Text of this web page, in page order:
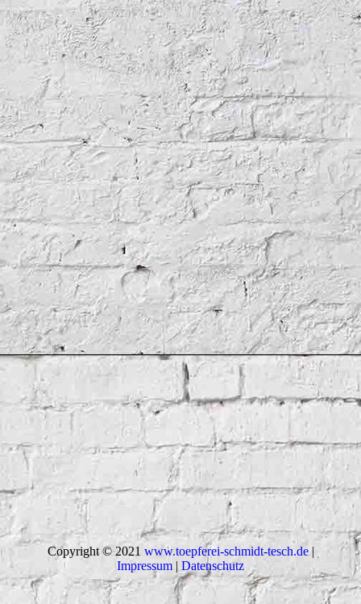
Copyright © 2021 www.toepferei-schmidt-tesch.de|
Impressum | Datenschutz